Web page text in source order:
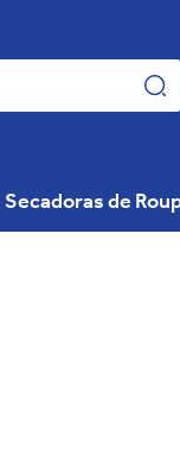
Secadoras de